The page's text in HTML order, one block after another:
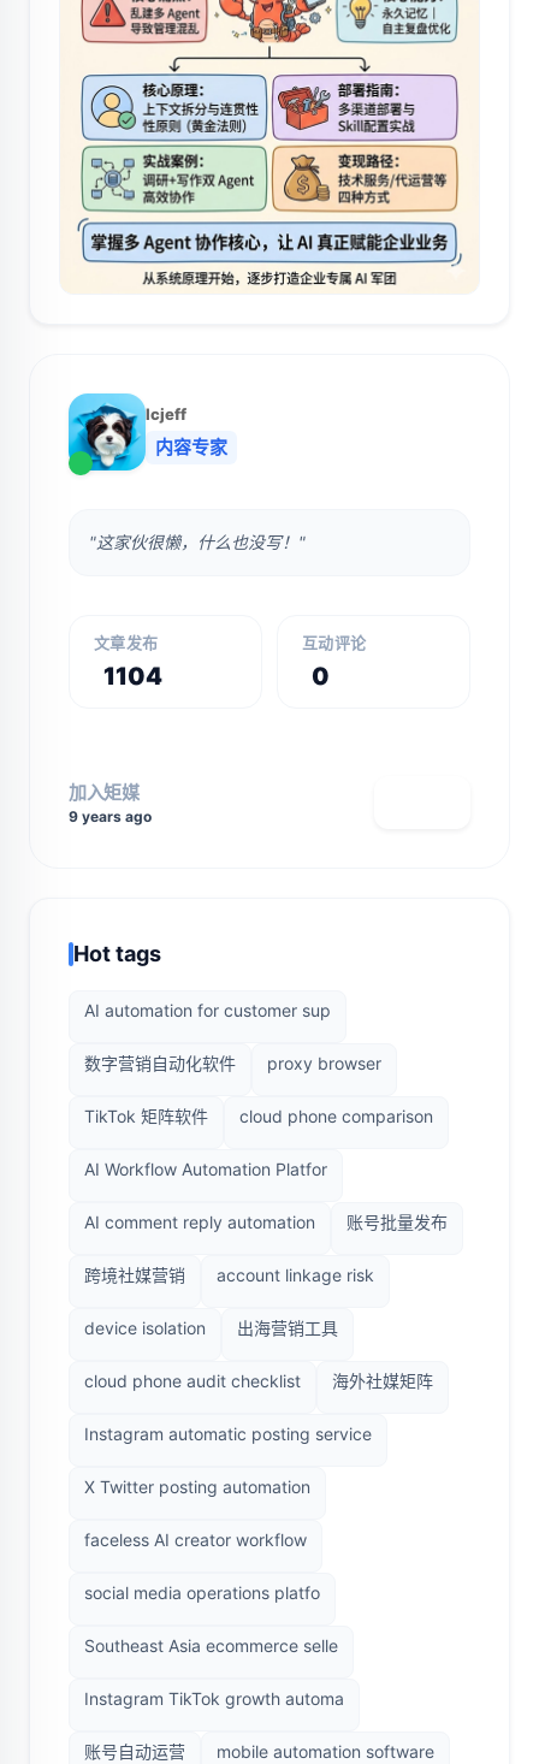
lcjeff
内容专家
"这家伙很懒，什么也没写！"
文章发布
1104
互动评论
0
加入矩媒
9 years ago
Hot tags
AI automation for customer sup
数字营销自动化软件 proxy browser
TikTok 矩阵软件 cloud phone comparison
AI Workflow Automation Platfor
AI comment reply automation 账号批量发布
跨境社媒营销 account linkage risk
device isolation 出海营销工具
cloud phone audit checklist 海外社媒矩阵
Instagram automatic posting service
X Twitter posting automation
faceless AI creator workflow
social media operations platfo
Southeast Asia ecommerce selle
Instagram TikTok growth automa
账号自动运营 mobile automation software